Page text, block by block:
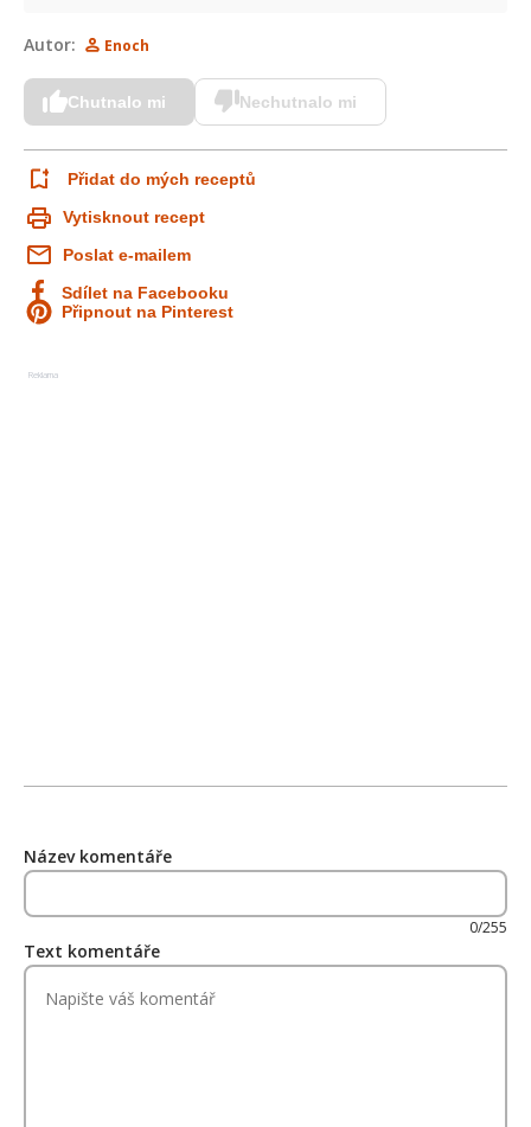
Autor: Enoch
Chutnalo mi Nechutnalo mi
Přidat do mých receptů
Vytisknout recept
Poslat e-mailem
Sdílet na Facebooku
Připnout na Pinterest
Reklama
Název komentáře
0/255
Text komentáře